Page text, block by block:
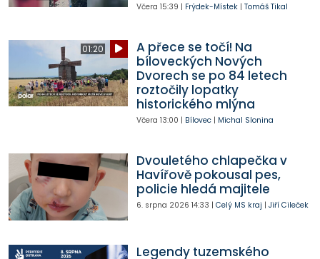
Včera 15:39 | Frýdek-Místek| Tomáš Tikal
01:20
A přece se točí! Na
bíloveckých Nových
Dvorech se po 84 letech
roztočily lopatky
historického mlýna
Včera 13:00 | Bílovec| Michal Slonina
Dvouletého chlapečka v
Havířově pokousal pes,
policie hledá majitele
6. srpna 2026 14:33 | Celý MS kraj | Jiří Cileček
Legendy tuzemského